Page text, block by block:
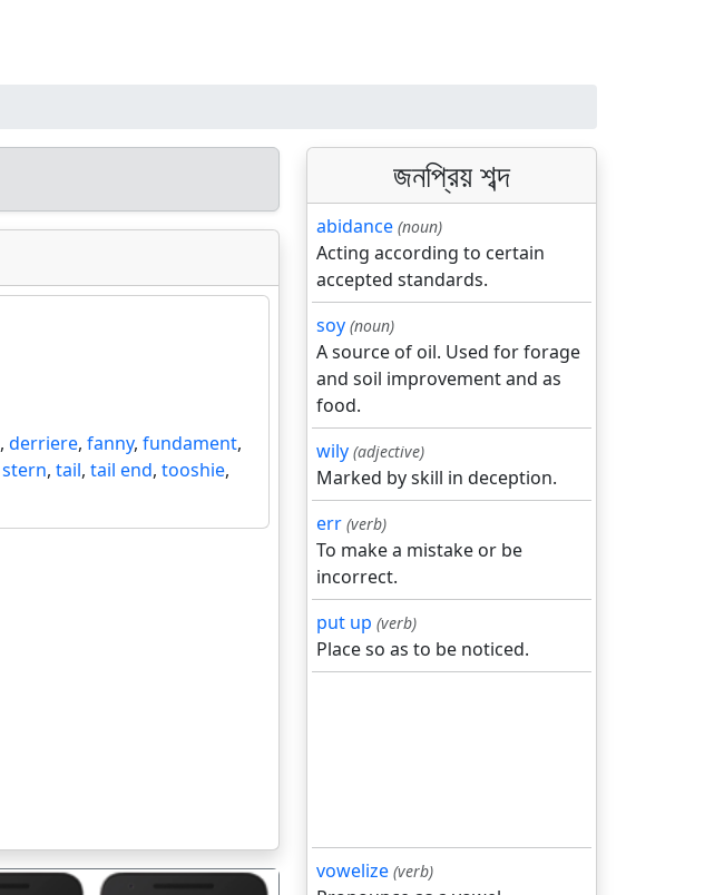
, derriere, fanny, fundament,
stern, tail, tail end, tooshie,
জনপ্রিয় শব্দ
abidance (noun)
Acting according to certain
accepted standards.
soy (noun)
A source of oil. Used for forage
and soil improvement and as
food.
wily (adjective)
Marked by skill in deception.
err (verb)
To make a mistake or be
incorrect.
put up (verb)
Place so as to be noticed.
vowelize (verb)